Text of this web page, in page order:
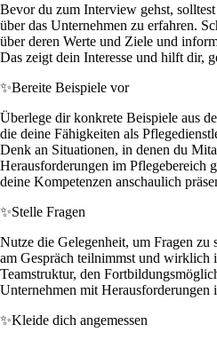
Bevor du zum Interview gehst,
über das Unternehmen zu erfahren.
über deren Werte und Ziele und
Das zeigt dein Interesse und hilft dir,
✨Bereite Beispiele vor
Überlege dir konkrete Beispiele aus
die deine Fähigkeiten als
Denk an Situationen, in denen du
Herausforderungen im Pflegebereich
deine Kompetenzen anschaulich
✨Stelle Fragen
Nutze die Gelegenheit, um Fragen zu
am Gespräch teilnimmst und wirklich
Teamstruktur, den
Unternehmen mit Herausforderungen
✨Kleide dich angemessen